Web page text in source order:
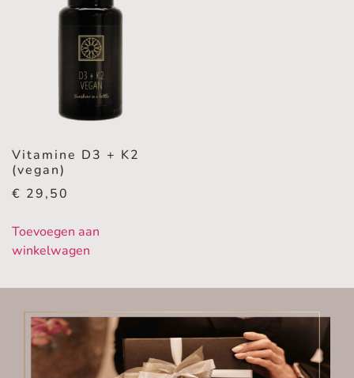
Vitamine D3 + K2
(vegan)
€ 29,50
Toevoegen aan
winkelwagen